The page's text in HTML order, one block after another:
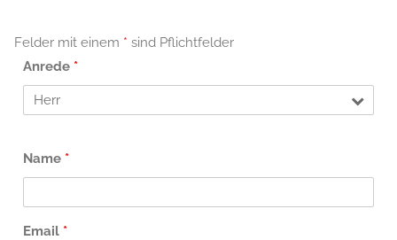
Felder mit einem * sind Pflichtfelder
Anrede *
Name *
Email *